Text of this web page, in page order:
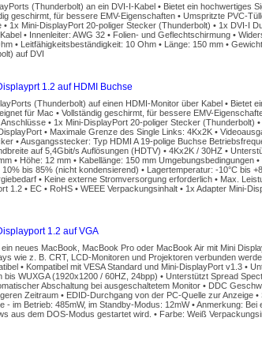
(Thunderbolt) an ein DVI-I-Kabel • Bietet ein hochwertiges
geschirmt, für bessere EMV-Eigenschaften • Umspritzte PVC-
1x Mini-DisplayPort 20-poliger Stecker (Thunderbolt) • 1x DVI-I
• Innenleiter: AWG 32 • Folien- und Geflechtschirmung •
• Leitfähigkeitsbeständigkeit: 10 Ohm • Länge: 150 mm •
auf DVI
1.2 auf HDMI Buchse
(Thunderbolt) auf einen HDMI-Monitor über Kabel • Bietet
für Mac • Vollständig geschirmt, für bessere EMV-
• 1x Mini-DisplayPort 20-poliger Stecker (Thunderbolt)
• Maximale Grenze des Single Links: 4Kx2K •
• Ausgangsstecker: Typ HDMI A 19-polige Buchse
auf 5,4Gbit/s Auflösungen (HDTV) • 4Kx2K / 30HZ •
• Höhe: 12 mm • Kabellänge: 150 mm Umgebungsbedingungen
bis 85% (nicht kondensierend) • Lagertemperatur: -10°C bis
• Keine externe Stromversorgung erforderlich • Max.
1.2 • EC • RoHS • WEEE Verpackungsinhalt • 1x Adapter Mini-
1.2 auf VGA
neues MacBook, MacBook Pro oder MacBook Air mit Mini
wie z. B. CRT, LCD-Monitoren und Projektoren verbunden
• Kompatibel mit VESA Standard und Mini-DisplayPort v1.3 •
bis WUXGA (1920x1200 / 60HZ, 24bpp) • Unterstützt Spread
Abschaltung bei ausgeschaltetem Monitor • DDC
Zeitraum • EDID-Durchgang von der PC-Quelle zur Anzeige
- im Betrieb: 485mW, im Standby-Modus: 12mW • Anmerkung:
aus dem DOS-Modus gestartet wird. • Farbe: Weiß